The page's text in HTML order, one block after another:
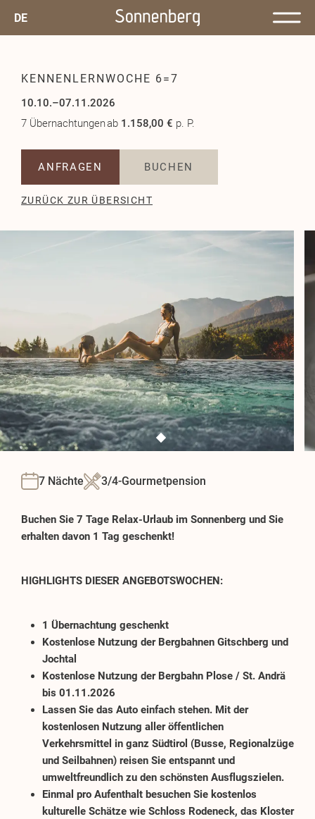
DE
KENNENLERNWOCHE 6=7
10.10.–07.11.2026
7 Übernachtungenab 1.158,00 € p. P.
ANFRAGEN BUCHEN
ZURÜCK ZUR ÜBERSICHT
7 Nächte 3/4-Gourmetpension
Buchen Sie 7 Tage Relax-Urlaub im Sonnenberg und Sie
erhalten davon 1 Tag geschenkt!
HIGHLIGHTS DIESER ANGEBOTSWOCHEN:
1 Übernachtung geschenkt
Kostenlose Nutzung der Bergbahnen Gitschberg und
Jochtal
Kostenlose Nutzung der Bergbahn Plose / St. Andrä
bis 01.11.2026
Lassen Sie das Auto einfach stehen. Mit der
kostenlosen Nutzung aller öffentlichen
Verkehrsmittel in ganz Südtirol (Busse, Regionalzüge
und Seilbahnen) reisen Sie entspannt und
umweltfreundlich zu den schönsten Ausflugszielen.
Einmal pro Aufenthalt besuchen Sie kostenlos
kulturelle Schätze wie Schloss Rodeneck, das Kloster